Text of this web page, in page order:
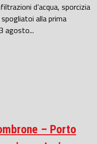
d’acqua, sporcizia
alla prima
agosto...
– Porto